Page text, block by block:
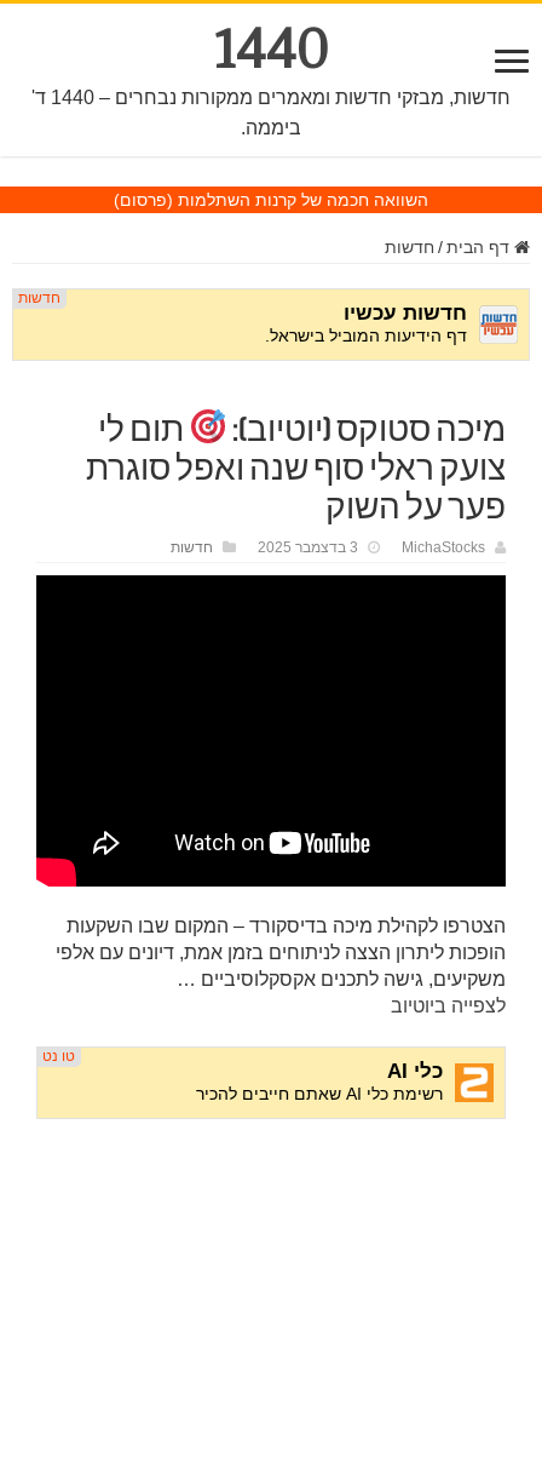
1440
חדשות, מבזקי חדשות ומאמרים ממקורות נבחרים – 1440 ד'
ביממה.
השוואה חכמה של קרנות השתלמות (פרסום)
דף הבית / חדשות
מיכה סטוקס (יוטיוב):
תום לי
צועק ראלי סוף שנה ואפל סוגרת
פער על השוק
MichaStocks 3 בדצמבר 2025 חדשות
הצטרפו לקהילת מיכה בדיסקורד – המקום שבו השקעות
הופכות ליתרון הצצה לניתוחים בזמן אמת, דיונים עם אלפי
משקיעים, גישה לתכנים אקסקלוסיביים …
לצפייה ביוטיוב